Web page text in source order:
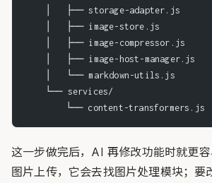
    │   ├── storage-adapter.js
    │   ├── image-store.js
    │   ├── image-compressor.js
    │   ├── image-host-manager.js
    │   └── markdown-utils.js
    └── services/
        └── content-transformers.js
这一步做完后，AI 再修改功能时就更
图片上传，它会去找图片处理模块；要